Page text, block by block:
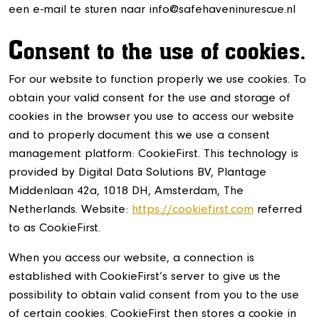
een e-mail te sturen naar info@safehaveninurescue.nl
Consent to the use of cookies.
For our website to function properly we use cookies. To
obtain your valid consent for the use and storage of
cookies in the browser you use to access our website
and to properly document this we use a consent
management platform: CookieFirst. This technology is
provided by Digital Data Solutions BV, Plantage
Middenlaan 42a, 1018 DH, Amsterdam, The
Netherlands. Website:https://cookiefirst.comreferred
to as CookieFirst.
When you access our website, a connection is
established with CookieFirst’s server to give us the
possibility to obtain valid consent from you to the use
of certain cookies. CookieFirst then stores a cookie in